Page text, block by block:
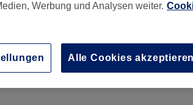
anzeigen
Werbung und Analysen weiter.
Alle Cookies akzeptieren